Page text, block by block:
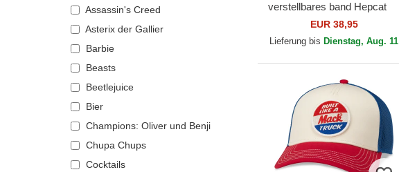
Assassin's Creed
Asterix der Gallier
Barbie
Beasts
Beetlejuice
Bier
Champions: Oliver und Benji
Chupa Chups
Cocktails
verstellbares band Hepcat
der Chevrolet 76 von
American Needle
EUR 38,95
Lieferung bis Dienstag, Aug. 11